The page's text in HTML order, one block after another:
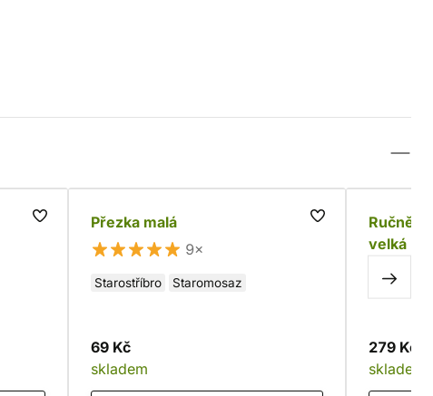
Přezka malá
9×
Starostříbro Staromosaz
69 Kč
skladem
Ručně
velká
279 Kč
skladem